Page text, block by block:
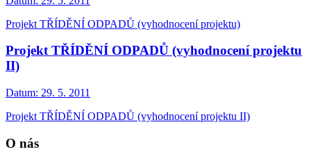
Projekt TŘÍDĚNÍ ODPADŮ (vyhodnocení projektu)
Projekt TŘÍDĚNÍ ODPADŮ (vyhodnocení projektu
II)
Datum: 29. 5. 2011
Projekt TŘÍDĚNÍ ODPADŮ (vyhodnocení projektu II)
O nás